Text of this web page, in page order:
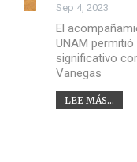
Sep 4, 2023
El
UNAM
significativo
Vanegas
LEE MÁS...